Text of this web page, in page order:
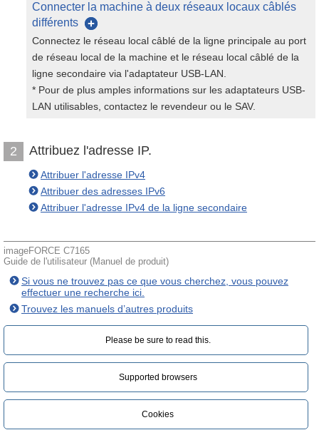
Connecter la machine à deux réseaux locaux câblés
différents
Connectez le réseau local câblé de la ligne principale au port
de réseau local de la machine et le réseau local câblé de la
ligne secondaire via l'adaptateur USB-LAN.
* Pour de plus amples informations sur les adaptateurs USB-
LAN utilisables, contactez le revendeur ou le SAV.
2 Attribuez l'adresse IP.
Attribuer l'adresse IPv4
Attribuer des adresses IPv6
Attribuer l'adresse IPv4 de la ligne secondaire
imageFORCE C7165
Guide de l'utilisateur (Manuel de produit)
Si vous ne trouvez pas ce que vous cherchez, vous pouvez
effectuer une recherche ici.
Trouvez les manuels d’autres produits
Please be sure to read this.‎
Supported browsers
Cookies